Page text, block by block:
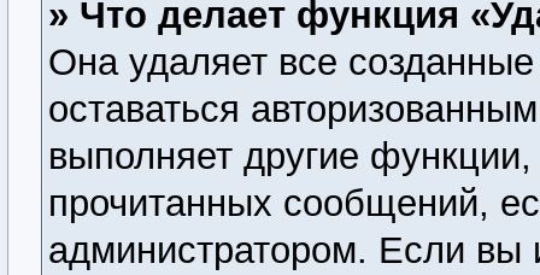
» Что делает функция
Она удаляет все
оставаться
выполняет другие
прочитанных сообщений,
администратором. Если вы